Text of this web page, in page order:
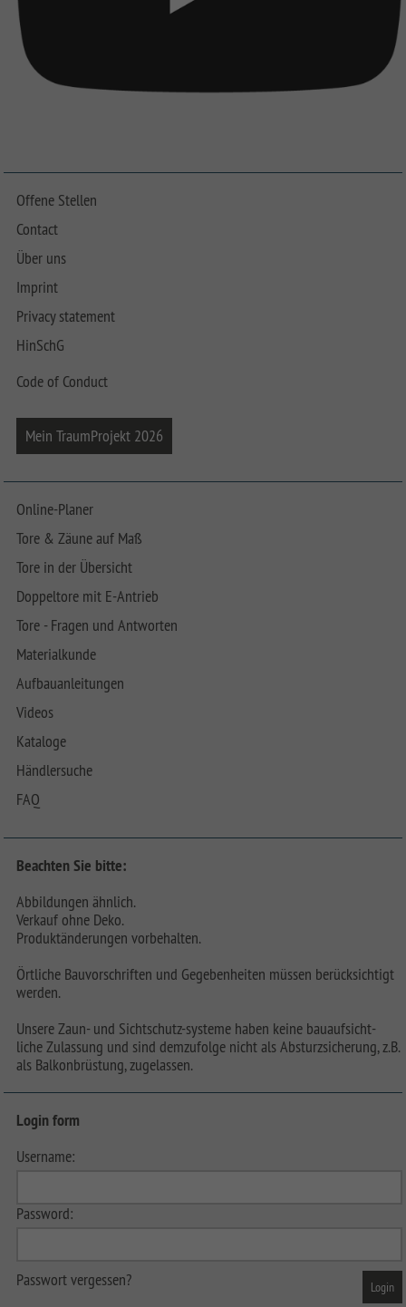
Offene Stellen
Contact
Über uns
Imprint
Privacy statement
HinSchG
Code of Conduct
Mein TraumProjekt 2026
Online-Planer
Tore & Zäune auf Maß
Tore in der Übersicht
Doppeltore mit E-Antrieb
Tore - Fragen und Antworten
Materialkunde
Aufbauanleitungen
Videos
Kataloge
Händlersuche
FAQ
Beachten Sie bitte:
Abbildungen ähnlich.
Verkauf ohne Deko.
Produktänderungen vorbehalten.
Örtliche Bauvorschriften und Gegebenheiten müssen berücksichtigt
werden.
Unsere Zaun- und Sichtschutz-systeme haben keine bauaufsicht-
liche Zulassung und sind demzufolge nicht als Absturzsicherung, z.B.
als Balkonbrüstung, zugelassen.
Login form
Username:
Password:
Passwort vergessen?